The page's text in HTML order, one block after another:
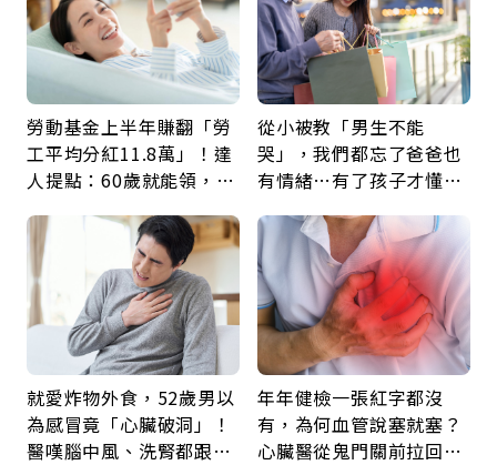
勞動基金上半年賺翻「勞
工平均分紅11.8萬」！達
人提點：60歲就能領，重
從小被教「男生不能
哭」，我們都忘了爸爸也
有情緒…有了孩子才懂：
久違的關心
就愛炸物外食，52歲男以
為感冒竟「心臟破洞」！
醫嘆腦中風、洗腎都跟它
年年健檢一張紅字都沒
有，為何血管說塞就塞？
心臟醫從鬼門關前拉回病